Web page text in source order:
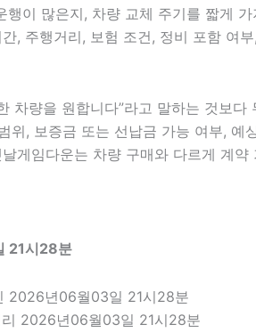
행이 많은지, 차량 교체 주기를 짧게
, 주행거리, 보험 조건, 정비 포함 여
차량을 원합니다”라고 말하는 것
위, 보증금 또는 선납금 가능 여부,
게임다운는 차량 구매와 다르게 계
21시28분
2026년06월03일 21시28분
2026년06월03일 21시28분